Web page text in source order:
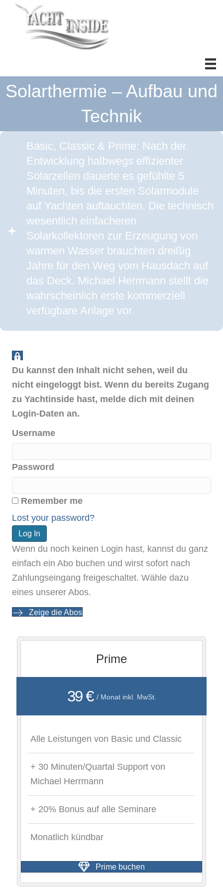
Solarthermie – Aufbau und
Technik
Basic, Classic & Prime: Nach der
Entwicklung halbwegs effizienter
Solarzellen dauerte es gefühlte 5
Minuten, bis die ersten Solarmodule
auf Yachten auftauchten. Die technisch
wesentlich einfacheren
Solarkollektoren zur Erzeugung von
warmen Wasser brauchten dreißig
Jahre für den Weg vom Hausdach auf
das Deck. Michael Herrmann stellt die
wahrscheinlich erste kommerziell
verfügbare Anlage vor.
Du kannst den Inhalt nicht sehen, weil du
nicht eingeloggt bist. Wenn du bereits Zugang
zu Yachtinside hast, melde dich mit deinen
Login-Daten an.
Username
Password
Remember me
Lost your password?
Wenn du noch keinen Login hast, kannst du ganz
einfach ein Abo buchen und wirst sofort nach
Zahlungseingang freigeschaltet. Wähle dazu
eines unserer Abos.
Zeige die Abos
Prime
39 € / Monat inkl. MwSt.
Alle Leistungen von Basic und Classic
+ 30 Minuten/Quartal Support von
Michael Herrmann
+ 20% Bonus auf alle Seminare
Monatlich kündbar
Prime buchen